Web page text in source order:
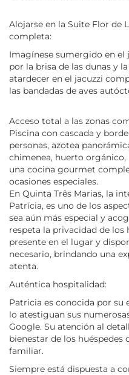
Alojarse en la Suite Flor de
completa:
Imagínese sumergido en el
por la brisa de las dunas y
atardecer en el jacuzzi
las bandadas de aves
Acceso total a las zonas
Piscina con cascada y
personas, azotea
chimenea, huerto orgánico,
una cocina gourmet
ocasiones especiales.
En Quinta Três Marias, la
Patrícia, es uno de los
sea aún más especial y
respeta la privacidad de los
presente en el lugar y
necesario, brindando una
atenta.
Auténtica hospitalidad:
Patricia es conocida por su
lo atestiguan sus
Google. Su atención al
bienestar de los
familiar.
Siempre está dispuesta a